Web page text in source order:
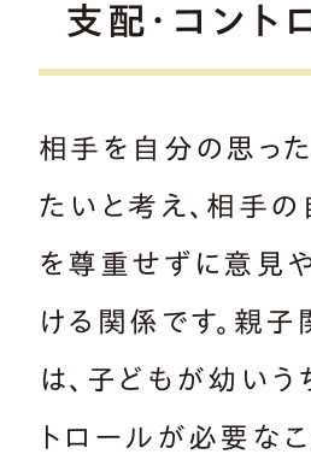
支配・コント
相手を自分の思っ
たいと考え、相手
を尊重せずに意見
ける関係です。親
は、子どもが幼いう
トロールが必要な